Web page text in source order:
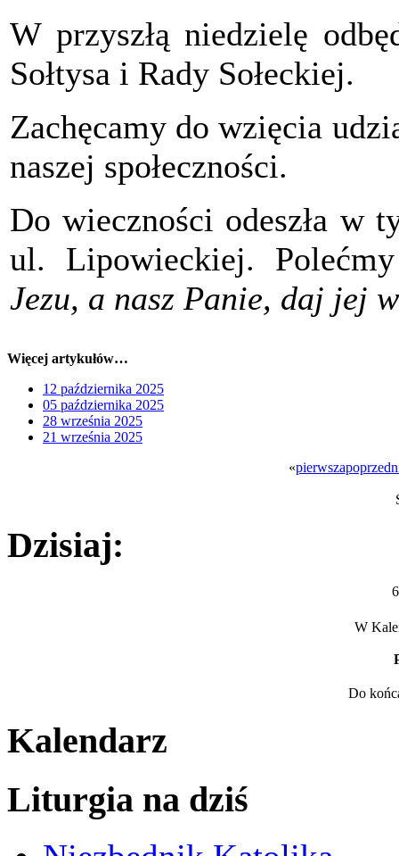
W przyszłą niedzielę
Sołtysa i Rady Sołeckiej.
Zachęcamy do wzięcia
naszej społeczności.
Do wieczności odeszła
ul. Lipowieckiej.
Jezu, a nasz Panie, daj jej
Więcej artykułów…
12 października 2025
05 października 2025
28 września 2025
21 września 2025
«pierwsza
Dzisiaj:
W
Do
Kalendarz
Liturgia na dziś